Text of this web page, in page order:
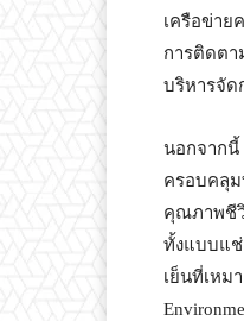
เครือข่าย
การติดตา
บริหารจัด
นอกจากนี้
ครอบคลุม
คุณภาพชีวิ
ทั้งแบบแช่
เย็นที่เหม